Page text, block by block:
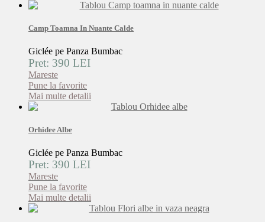
Camp Toamna In Nuante Calde
Giclée pe Panza Bumbac
Pret: 390 LEI
Mareste
Pune la favorite
Mai multe detalii
Orhidee Albe
Giclée pe Panza Bumbac
Pret: 390 LEI
Mareste
Pune la favorite
Mai multe detalii